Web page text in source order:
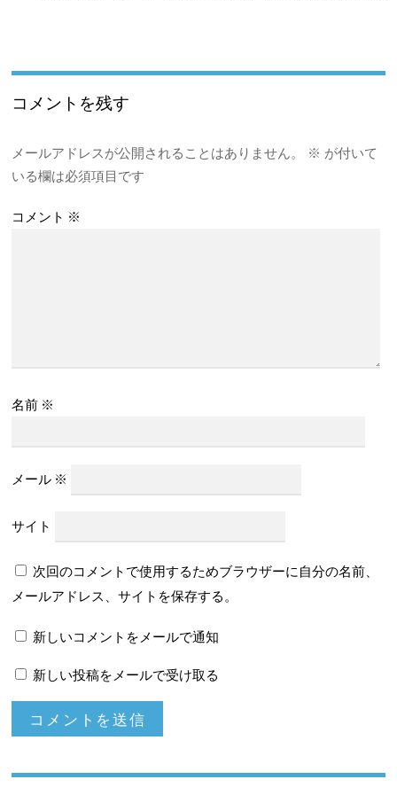
コメントを残す
メールアドレスが公開されることはありません。 ※ が付いて
いる欄は必須項目です
コメント ※
名前 ※
メール ※
サイト
次回のコメントで使用するためブラウザーに自分の名前、
メールアドレス、サイトを保存する。
新しいコメントをメールで通知
新しい投稿をメールで受け取る